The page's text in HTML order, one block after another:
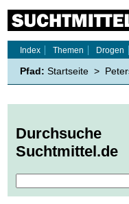
Index
Themen Drogen
Pfad: Startseite >
Durchsuche
Suchtmittel.de